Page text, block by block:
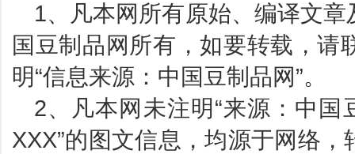
1、凡本网所有原始、编译文
国豆制品网所有，如要转载，请
明“信息来源：中国豆制品网”。
2、凡本网未注明“来源：中国
XXX”的图文信息，均源于网络